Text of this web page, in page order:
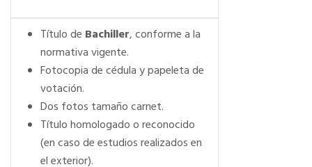
Título de Bachiller, conforme a la
normativa vigente.
Fotocopia de cédula y papeleta de
votación.
Dos fotos tamaño carnet.
Título homologado o reconocido
(en caso de estudios realizados en
el exterior).